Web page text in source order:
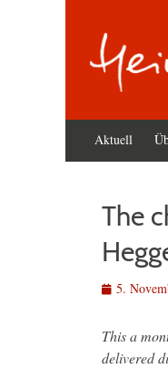
Menü
Aktuell
The
5.
This a
delivered